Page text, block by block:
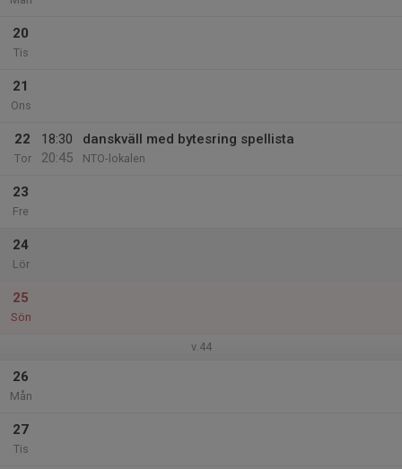
20
Tis
21
Ons
22
Tor
18:30
20:45
danskväll med bytesring spellista
NTO-lokalen
23
Fre
24
Lör
25
Sön
v.44
26
Mån
27
Tis